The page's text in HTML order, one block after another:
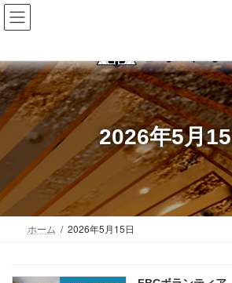
コ
ン
ン
ツ
へ
ス
キ
プ
ナ
ビ
ー
シ
ョ
ン
に
動
2026年5月15
ホーム 2026年5月15日